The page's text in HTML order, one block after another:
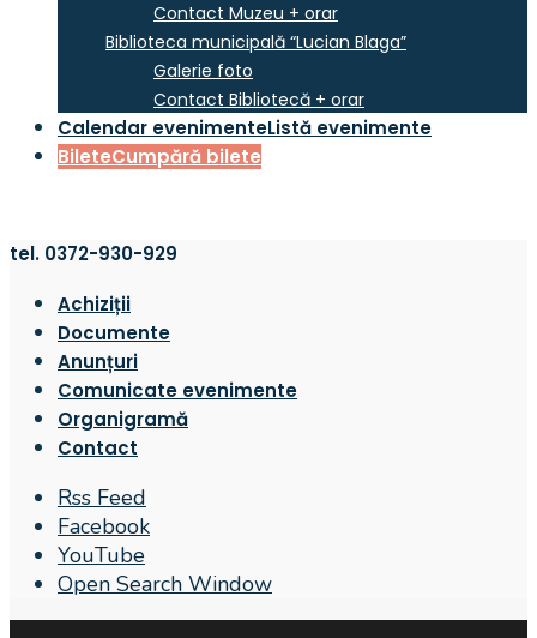
Contact Muzeu + orar
Biblioteca municipală “Lucian Blaga”
Galerie foto
Contact Bibliotecă + orar
Calendar evenimenteListă evenimente
BileteCumpără bilete
tel. 0372-930-929
Achiziții
Documente
Anunțuri
Comunicate evenimente
Organigramă
Contact
Rss Feed
Facebook
YouTube
Open Search Window